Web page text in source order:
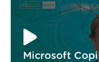
Microsoft